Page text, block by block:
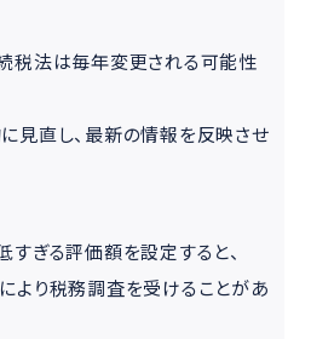
税法は毎年変更される可能性
見直し、最新の情報を反映させ
すぎる評価額を設定すると、
より税務調査を受けることがあ